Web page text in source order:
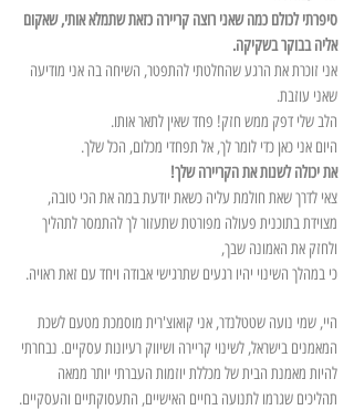
סיפרתי לכולם כמה שאני רוצה קריירה כזאת שתמלא אותי, שאקום
אליה בבוקר בשקיקה.
אני זוכרת את הרגע שהחלטתי להתפטר, השיחה בה אני מודיעה
שאני עוזבת.
הלב שלי דפק ממש חזק! פחד שאין לתאר אותו.
היום אני כאן כדי לומר לך, אל תפחדי מכלום, הכל שלך.
את יכולה לשנות את הקריירה שלך!
צאי לדרך שאת חולמת עליה כשאת יודעת במה את הכי טובה,
מצוידת בתוכנית פעולה מפורטת שתעזור לך להתמסר לתהליך
ולחזק את האמונה שבך,
כי במהלך השינוי יהיו רגעים שתרגישי אבודה ויחד עם זאת ראויה.
היי, שמי נועה שטטלנדר, אני קואוצ'רית מוסמכת מטעם לשכת
המאמנים בישראל, לשינוי קריירה ושיווק רעיונות עסקיים. נבחרתי
להיות מאמנת הבית של מכללת יוזמות העברתי יותר ממאה
תהליכים שגרמו לתנועה בחיים האישיים, התעסוקתיים והעסקיים.